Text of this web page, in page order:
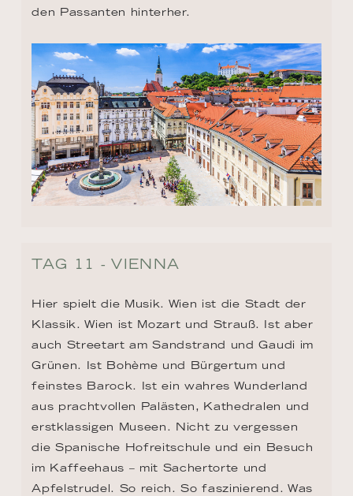
den Passanten hinterher.
TAG 11 - VIENNA
Hier spielt die Musik. Wien ist die Stadt der
Klassik. Wien ist Mozart und Strauß. Ist aber
auch Streetart am Sandstrand und Gaudi im
Grünen. Ist Bohème und Bürgertum und
feinstes Barock. Ist ein wahres Wunderland
aus prachtvollen Palästen, Kathedralen und
erstklassigen Museen. Nicht zu vergessen
die Spanische Hofreitschule und ein Besuch
im Kaffeehaus – mit Sachertorte und
Apfelstrudel. So reich. So faszinierend. Was